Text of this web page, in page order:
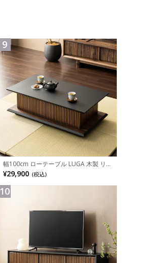
9
幅100cm ローテーブル LUGA 木製 リ
ビングテーブル 格子 座卓 収納付き セ
ンターテーブル おしゃれ コーヒーテー
ラック 完成品
¥29,900 (税込)
10